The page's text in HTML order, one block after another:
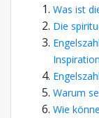
Was ist
Die
Inspiration
Warum
Wie